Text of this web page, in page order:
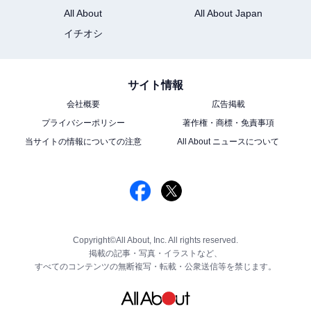
All About
All About Japan
イチオシ
サイト情報
会社概要
広告掲載
プライバシーポリシー
著作権・商標・免責事項
当サイトの情報についての注意
All About ニュースについて
Copyright©All About, Inc. All rights reserved.
掲載の記事・写真・イラストなど、
すべてのコンテンツの無断複写・転載・公衆送信等を禁じます。